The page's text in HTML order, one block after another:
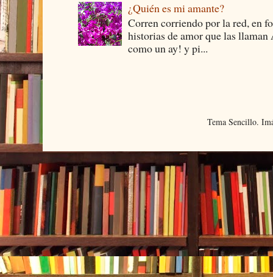
¿Quién es mi amante?
Corren corriendo por la red, en
historias de amor que las
como un ay! y pi...
Tema Sencillo.